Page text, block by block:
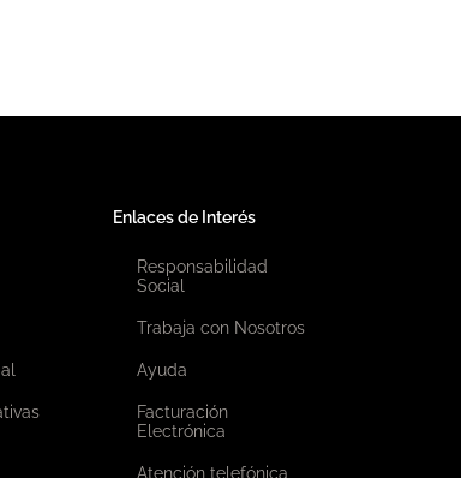
Enlaces de Interés
Responsabilidad
Social
Trabaja con Nosotros
Ayuda
Facturación
Electrónica
Atención telefónica